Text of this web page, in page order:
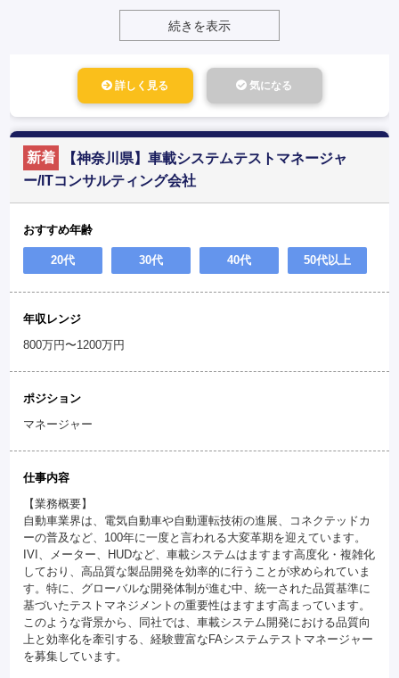
続きを表示
詳しく見る 気になる
新着
【神奈川県】車載システムテストマネージャ
ー/ITコンサルティング会社
おすすめ年齢
20代 30代 40代 50代以上
年収レンジ
800万円〜1200万円
ポジション
マネージャー
仕事内容
【業務概要】
自動車業界は、電気自動車や自動運転技術の進展、コネクテッドカ
ーの普及など、100年に一度と言われる大変革期を迎えています。
IVI、メーター、HUDなど、車載システムはますます高度化・複雑化
しており、高品質な製品開発を効率的に行うことが求められていま
す。特に、グローバルな開発体制が進む中、統一された品質基準に
基づいたテストマネジメントの重要性はますます高まっています。
このような背景から、同社では、車載システム開発における品質向
上と効率化を牽引する、経験豊富なFAシステムテストマネージャー
を募集しています。